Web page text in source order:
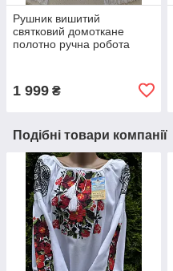
Рушник вишитий
святковий домоткане
полотно ручна робота
1 999 ₴
Подібні товари компанії